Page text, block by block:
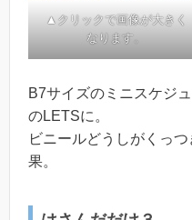
▲クリックで画像が大きく
なります。
B7サイズのミニスケジ
のLETSに。
ビニールどうしがくっ
果。